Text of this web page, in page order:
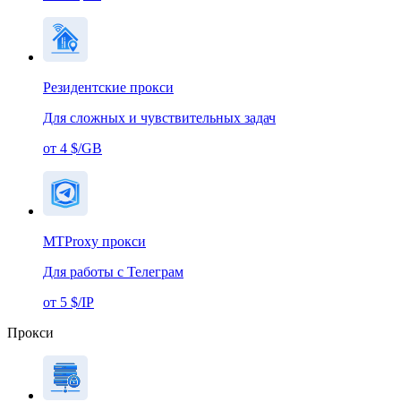
Резидентские прокси
Для сложных и чувствительных задач
от 4 $/GB
MTProxy прокси
Для работы с Телеграм
от 5 $/IP
Прокси